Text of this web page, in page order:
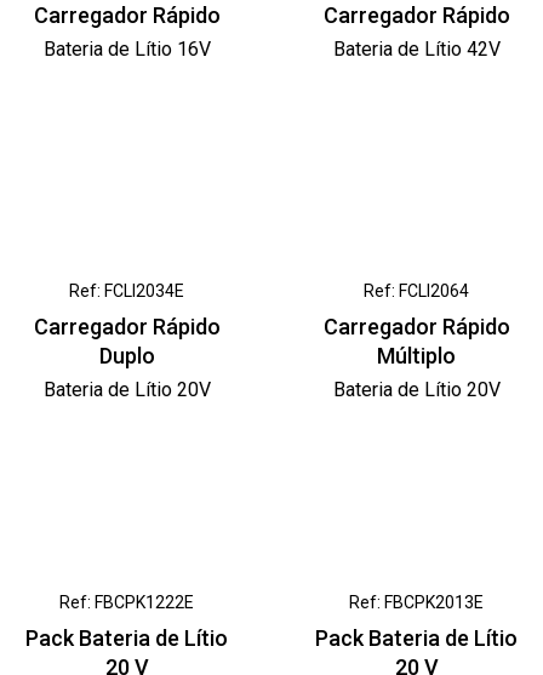
Carregador Rápido
Bateria de Lítio 16V
Carregador Rápido
Bateria de Lítio 42V
Ref: FCLI2034E
Carregador Rápido
Duplo
Bateria de Lítio 20V
Ref: FCLI2064
Carregador Rápido
Múltiplo
Bateria de Lítio 20V
Ref: FBCPK1222E
Pack Bateria de Lítio
20 V
Ref: FBCPK2013E
Pack Bateria de Lítio
20 V